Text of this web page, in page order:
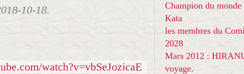
10-18.
watch?v=ybSeJozjcaE
Champion du monde
Kata
les membres du
2028
Mars 2012 :
voyage.